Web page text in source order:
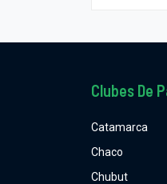
Clubes De
Catamarca
Chaco
Chubut